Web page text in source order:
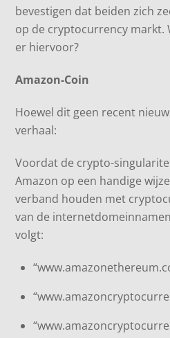
bevestigen dat beiden zich
op de cryptocurrency markt.
er hiervoor?
Amazon-Coin
Hoewel dit geen recent
verhaal:
Voordat de crypto-
Amazon op een handige
verband houden met
van de
volgt: